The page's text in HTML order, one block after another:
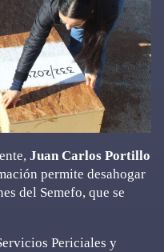
Juan Carlos Portillo
permite desahogar
del Semefo, que se
Periciales y